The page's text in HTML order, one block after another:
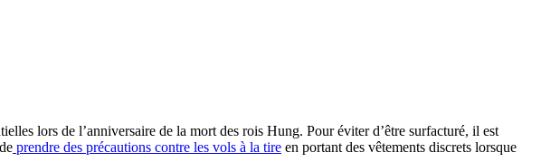
lors de l’anniversaire de la mort des rois Hung. Pour éviter d’être surfacturé, il est
prendre des précautions contre les vols à la tire en portant des vêtements discrets lorsque